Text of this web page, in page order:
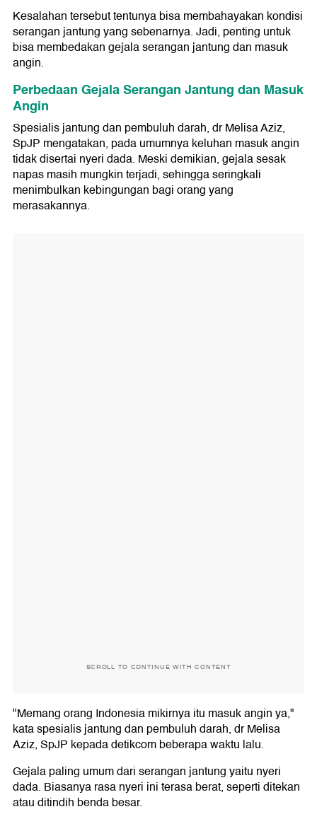
Kesalahan tersebut tentunya bisa membahayakan kondisi
serangan jantung yang sebenarnya. Jadi, penting untuk
bisa membedakan gejala serangan jantung dan masuk
angin.
Perbedaan Gejala Serangan Jantung dan Masuk
Angin
Spesialis jantung dan pembuluh darah, dr Melisa Aziz,
SpJP mengatakan, pada umumnya keluhan masuk angin
tidak disertai nyeri dada. Meski demikian, gejala sesak
napas masih mungkin terjadi, sehingga seringkali
menimbulkan kebingungan bagi orang yang
merasakannya.
SCROLL TO CONTINUE WITH CONTENT
"Memang orang Indonesia mikirnya itu masuk angin ya,"
kata spesialis jantung dan pembuluh darah, dr Melisa
Aziz, SpJP kepada detikcom beberapa waktu lalu.
Gejala paling umum dari serangan jantung yaitu nyeri
dada. Biasanya rasa nyeri ini terasa berat, seperti ditekan
atau ditindih benda besar.